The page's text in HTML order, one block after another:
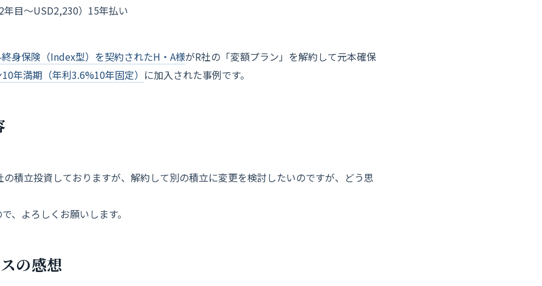
目〜USD2,230）15年払い
身保険（Index型）を契約されたH・A様がR社の「変額プラン」を解約して元本確保
年満期（年利3.6%10年固定） に加入された事例です。
積立投資しておりますが、解約して別の積立に変更を検討したいのですが、どう思
、よろしくお願いします。
の感想